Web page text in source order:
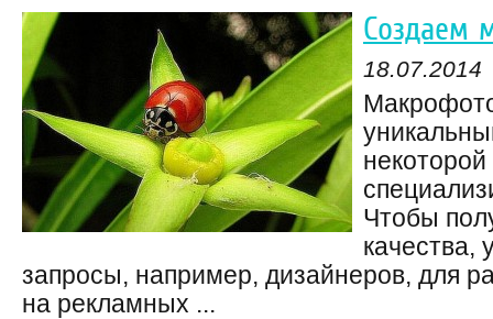
Создаем
18.07.2014
Чтобы
качества,
запросы, например, дизайнеров, для
на рекламных ...